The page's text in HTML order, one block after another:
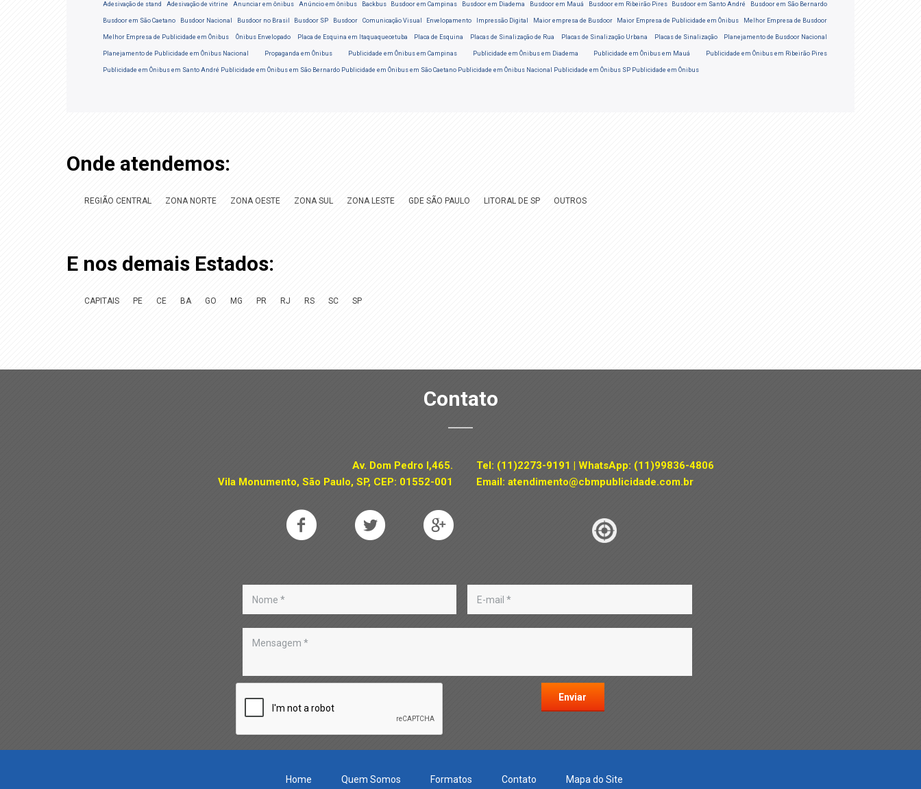
Adesivação de stand Adesivação de vitrine Anunciar em ônibus Anúncio em ônibus Backbus Busdoor em Campinas Busdoor em Diadema Busdoor em Mauá Busdoor em Ribeirão Pires Busdoor em Santo André Busdoor em São Bernardo
Busdoor em São Caetano Busdoor Nacional Busdoor no Brasil Busdoor SP Busdoor Comunicação Visual Envelopamento Impressão Digital Maior empresa de Busdoor Maior Empresa de Publicidade em Ônibus Melhor Empresa de Busdoor
Melhor Empresa de Publicidade em Ônibus Ônibus Envelopado Placa de Esquina em Itaquaquecetuba Placa de Esquina Placas de Sinalização de Rua Placas de Sinalização Urbana Placas de Sinalização Planejamento de Busdoor Nacional
Planejamento de Publicidade em Ônibus Nacional Propaganda em Ônibus Publicidade em Ônibus em Campinas Publicidade em Ônibus em Diadema Publicidade em Ônibus em Mauá Publicidade em Ônibus em Ribeirão Pires
Publicidade em Ônibus em Santo André Publicidade em Ônibus em São Bernardo Publicidade em Ônibus em São Caetano Publicidade em Ônibus Nacional Publicidade em Ônibus SP Publicidade em Ônibus
Onde atendemos:
REGIÃO CENTRAL ZONA NORTE ZONA OESTE ZONA SUL ZONA LESTE GDE SÃO PAULO LITORAL DE SP OUTROS
E nos demais Estados:
CAPITAIS PE CE BA GO MG PR RJ RS SC SP
Contato
Tel: (11)2273-9191 | WhatsApp: (11)99836-4806
Email: atendimento@cbmpublicidade.com.br
Av. Dom Pedro I,465.
Vila Monumento, São Paulo, SP, CEP: 01552-001
Home Quem Somos Formatos Contato Mapa do Site